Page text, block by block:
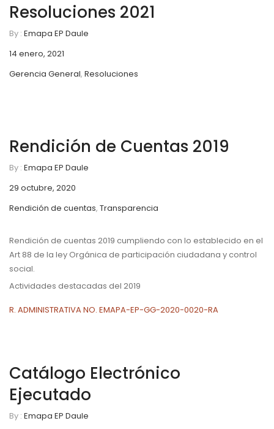
Resoluciones 2021
By : Emapa EP Daule
14 enero, 2021
Gerencia General, Resoluciones
Rendición de Cuentas 2019
By : Emapa EP Daule
29 octubre, 2020
Rendición de cuentas, Transparencia
Rendición de cuentas 2019 cumpliendo con lo establecido en el
Art 88 de la ley Orgánica de participación ciudadana y control
social.
Actividades destacadas del 2019
R. ADMINISTRATIVA NO. EMAPA-EP-GG-2020-0020-RA
Catálogo Electrónico
Ejecutado
By : Emapa EP Daule